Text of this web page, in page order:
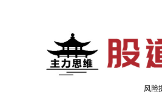
风险